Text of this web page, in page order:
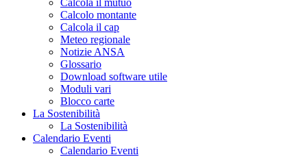
Calcola il mutuo
Calcolo montante
Calcola il cap
Meteo regionale
Notizie ANSA
Glossario
Download software utile
Moduli vari
Blocco carte
La Sostenibilità
La Sostenibilità
Calendario Eventi
Calendario Eventi